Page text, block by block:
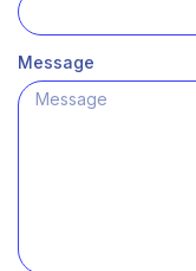
Message